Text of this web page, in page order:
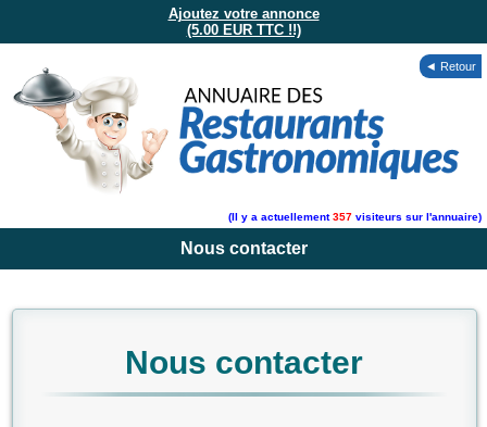
Ajoutez votre annonce
(5.00 EUR TTC !!)
◄ Retour
(Il y a actuellement357 visiteurs sur l'annuaire)
Nous contacter
Nous contacter